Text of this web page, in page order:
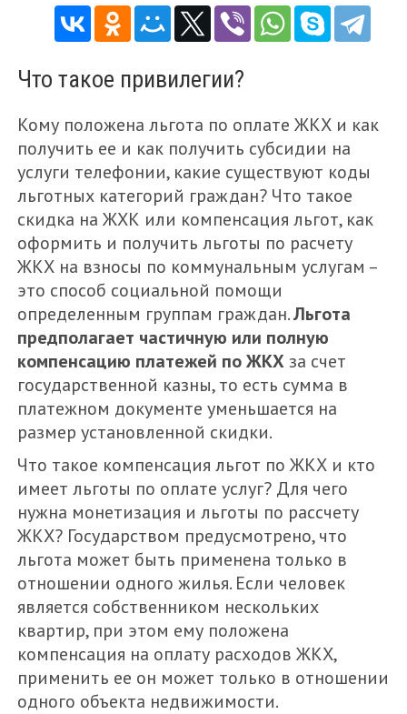
Что такое привилегии?
Кому положена льгота по оплате ЖКХ и как
получить ее и как получить субсидии на
услуги телефонии, какие существуют коды
льготных категорий граждан? Что такое
скидка на ЖХК или компенсация льгот, как
оформить и получить льготы по расчету
ЖКХ на взносы по коммунальным услугам –
это способ социальной помощи
определенным группам граждан.Льгота
предполагает частичную или полную
компенсацию платежей по ЖКХ за счет
государственной казны, то есть сумма в
платежном документе уменьшается на
размер установленной скидки.
Что такое компенсация льгот по ЖКХ и кто
имеет льготы по оплате услуг? Для чего
нужна монетизация и льготы по рассчету
ЖКХ? Государством предусмотрено, что
льгота может быть применена только в
отношении одного жилья. Если человек
является собственником нескольких
квартир, при этом ему положена
компенсация на оплату расходов ЖКХ,
применить ее он может только в отношении
одного объекта недвижимости.